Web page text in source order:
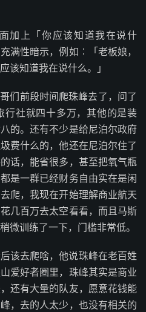
加上「你应该知道我在说什
满性暗示，例如︰「老板娘，
该知道我在说什么。」
们前段时间爬珠峰去了，问了
行社就四十多万，其他的是装
的。还有不少是给尼泊尔政府
费什么的，他还在尼泊尔住了
话，能省很多，甚至把氧气瓶
是一群已经财务自由实在是闲
爬，我现在开始理解商业航天
几百万去太空看看，而且马斯
微训练了一下，门槛非常低。
该去爬啥，他说珠峰在老百姓
爱好者圈里，珠峰其实是商业
还有大量的队友，愿意花钱能
，去的人太少，也没有相关的